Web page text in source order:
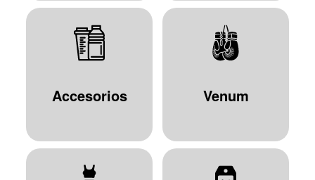
Accesorios Venum